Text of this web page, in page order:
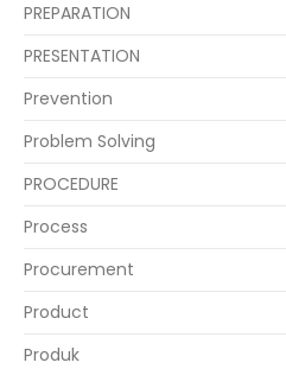
PREPARATION
PRESENTATION
Prevention
Problem Solving
PROCEDURE
Process
Procurement
Product
Produk